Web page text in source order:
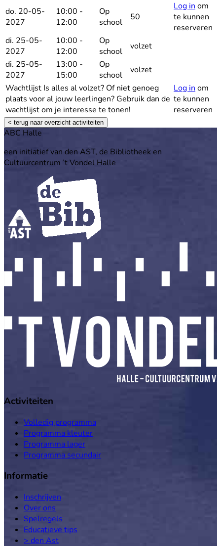
do. 20-05-
2027
10:00 -
12:00
Op
school
50
Log in om
te kunnen
reserveren
di. 25-05-
2027
10:00 -
12:00
Op
school
volzet
di. 25-05-
2027
13:00 -
15:00
Op
school
volzet
Wachtlijst Is alles al volzet? Of niet genoeg
plaats voor al jouw leerlingen? Gebruik dan de
wachtlijst om je interesse te tonen!
Log in om
te kunnen
reserveren
< terug naar overzicht activiteiten
Footer
ABC Halle
een initiatief van den AST, de Bibliotheek en
Cultuurcentrum ’t Vondel Halle
Activiteiten
Volledig programma
Programma kleuter
Programma lager
Programma secundair
Informatie
Inschrijven
Over ons
Spelregels
Educatieve tips
> den Ast